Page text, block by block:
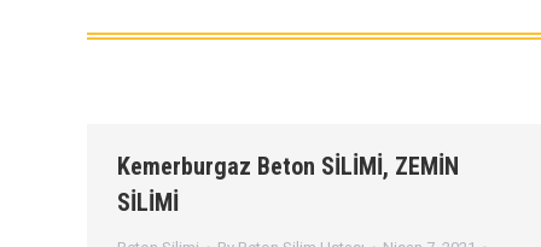
Kemerburgaz Beton SİLİMİ, ZEMİN
SİLİMİ